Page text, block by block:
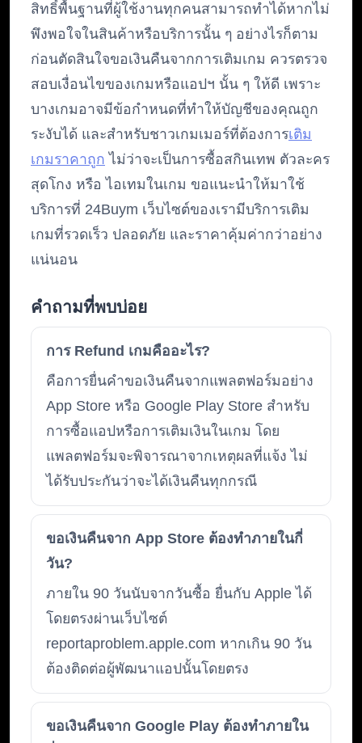
สิทธิ์พื้นฐานที่ผู้ใช้งานทุกคนสามารถทำได้หากไม่
พึงพอใจในสินค้าหรือบริการนั้น ๆ อย่างไรก็ตาม
ก่อนตัดสินใจขอเงินคืนจากการเติมเกม ควรตรวจ
สอบเงื่อนไขของเกมหรือแอปฯ นั้น ๆ ให้ดี เพราะ
บางเกมอาจมีข้อกำหนดที่ทำให้บัญชีของคุณถูก
ระงับได้ และสำหรับชาวเกมเมอร์ที่ต้องการเติม
เกมราคาถูก ไม่ว่าจะเป็นการซื้อสกินเทพ ตัวละคร
สุดโกง หรือ ไอเทมในเกม ขอแนะนำให้มาใช้
บริการที่ 24Buym เว็บไซต์ของเรามีบริการเติม
เกมที่รวดเร็ว ปลอดภัย และราคาคุ้มค่ากว่าอย่าง
แน่นอน
คำถามที่พบบ่อย
การ Refund เกมคืออะไร?
คือการยื่นคำขอเงินคืนจากแพลตฟอร์มอย่าง
App Store หรือ Google Play Store สำหรับ
การซื้อแอปหรือการเติมเงินในเกม โดย
แพลตฟอร์มจะพิจารณาจากเหตุผลที่แจ้ง ไม่
ได้รับประกันว่าจะได้เงินคืนทุกกรณี
ขอเงินคืนจาก App Store ต้องทำภายในกี่
วัน?
ภายใน 90 วันนับจากวันซื้อ ยื่นกับ Apple ได้
โดยตรงผ่านเว็บไซต์
reportaproblem.apple.com หากเกิน 90 วัน
ต้องติดต่อผู้พัฒนาแอปนั้นโดยตรง
ขอเงินคืนจาก Google Play ต้องทำภายใน